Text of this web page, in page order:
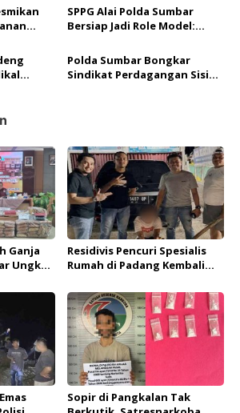
Paket Sabu di Saku Celana
di
SPPG Alai Polda Sumbar
Bersiap Jadi Role Model:
Standar Gizi Nasional
Polda Sumbar Bongkar
Sindikat Perdagangan Sisik
Ganja
Ungkap
Residivis Pencuri Spesialis
Rumah di Padang Kembali
Polda Sumbar
Sopir di Pangkalan Tak